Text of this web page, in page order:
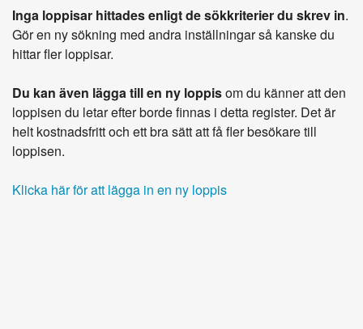
Inga loppisar hittades enligt de sökkriterier du skrev in.
Gör en ny sökning med andra inställningar så kanske du
hittar fler loppisar.
Du kan även lägga till en ny loppisom du känner att den
loppisen du letar efter borde finnas i detta register. Det är
helt kostnadsfritt och ett bra sätt att få fler besökare till
loppisen.
Klicka här för att lägga in en ny loppis